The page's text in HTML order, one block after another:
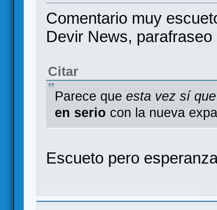
Comentario muy
Devir News, parafraseo
Citar
Parece que esta vez sí
en serio con la nueva
Escueto pero